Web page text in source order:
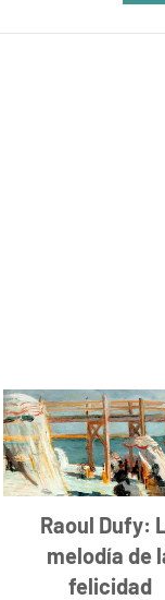
Raoul Dufy:
melodía de
felicidad